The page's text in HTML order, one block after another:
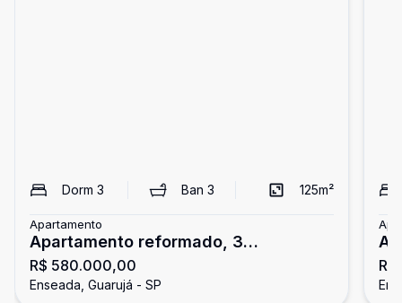
Dorm 3 Ban3 125m²
Apartamento
Apartamento reformado, 3
dormitórios, Enseada, Guarujá
R$ 580.000,00
Enseada, Guarujá - SP